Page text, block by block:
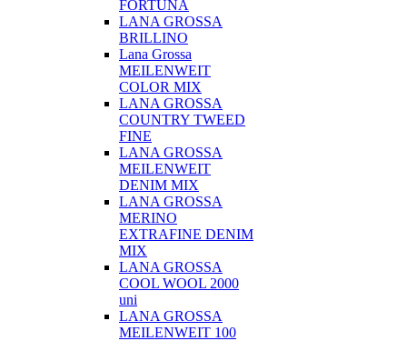
FORTUNA
LANA GROSSA
BRILLINO
Lana Grossa
MEILENWEIT
COLOR MIX
LANA GROSSA
COUNTRY TWEED
FINE
LANA GROSSA
MEILENWEIT
DENIM MIX
LANA GROSSA
MERINO
EXTRAFINE DENIM
MIX
LANA GROSSA
COOL WOOL 2000
uni
LANA GROSSA
MEILENWEIT 100